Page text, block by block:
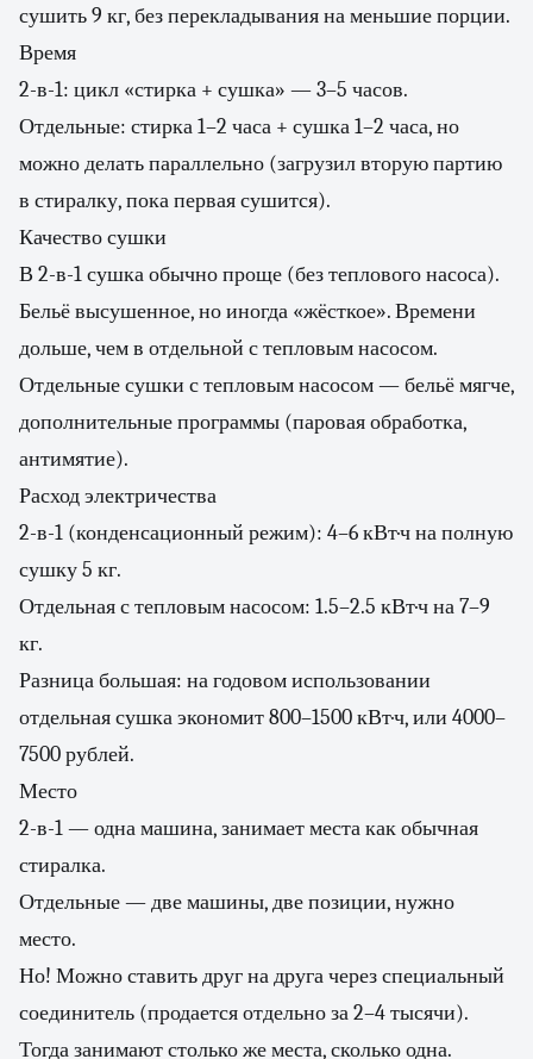
сушить 9 кг, без перекладывания на меньшие порции.
Время
2-в-1: цикл «стирка + сушка» — 3–5 часов.
Отдельные: стирка 1–2 часа + сушка 1–2 часа, но
можно делать параллельно (загрузил вторую партию
в стиралку, пока первая сушится).
Качество сушки
В 2-в-1 сушка обычно проще (без теплового насоса).
Бельё высушенное, но иногда «жёсткое». Времени
дольше, чем в отдельной с тепловым насосом.
Отдельные сушки с тепловым насосом — бельё мягче,
дополнительные программы (паровая обработка,
антимятие).
Расход электричества
2-в-1 (конденсационный режим): 4–6 кВт·ч на полную
сушку 5 кг.
Отдельная с тепловым насосом: 1.5–2.5 кВт·ч на 7–9
кг.
Разница большая: на годовом использовании
отдельная сушка экономит 800–1500 кВт·ч, или 4000–
7500 рублей.
Место
2-в-1 — одна машина, занимает места как обычная
стиралка.
Отдельные — две машины, две позиции, нужно
место.
Но! Можно ставить друг на друга через специальный
соединитель (продается отдельно за 2–4 тысячи).
Тогда занимают столько же места, сколько одна.